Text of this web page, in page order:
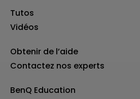
Tutos
Vidéos
Obtenir de l’aide
Contactez nos experts
BenQ Education